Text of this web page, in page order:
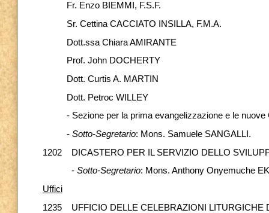
Fr. Enzo BIEMMI, F.S.F.
Sr. Cettina CACCIATO INSILLA, F.M.A.
Dott.ssa Chiara AMIRANTE
Prof. John DOCHERTY
Dott. Curtis A. MARTIN
Dott. Petroc WILLEY
- Sezione per la prima evangelizzazione e le nuove
- Sotto-Segretario: Mons. Samuele SANGALLI.
1202 DICASTERO PER IL SERVIZIO DELLO
- Sotto-Segretario: Mons. Anthony Onyemuche
Uffici
1235 UFFICIO DELLE CELEBRAZIONI LITURGICHE